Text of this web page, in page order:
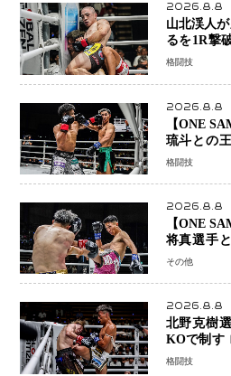
2026.8.8
山北渓人
るを1R撃
在感を示す
格闘技
2026.8.8
【ONE
琉斗との
権を握り判
格闘技
2026.8.8
【ONE
将真選手
と正確な打
その他
2026.8.8
北野克樹
KOで制す
展開…涙の
格闘技